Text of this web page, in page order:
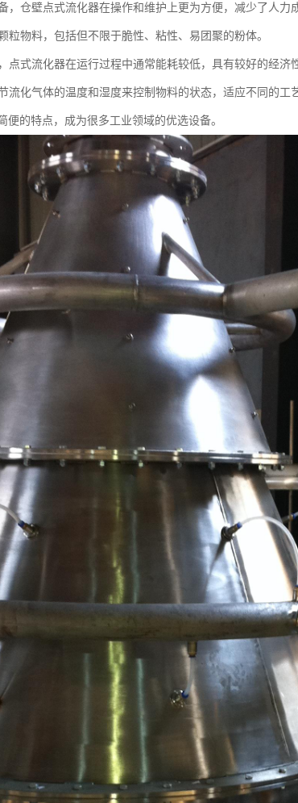
仓壁点式流化器在操作和维护上更为方便，减少了人力
物料，包括但不限于脆性、粘性、易团聚的粉体。
式流化器在运行过程中通常能耗较低，具有较好的经济性
化气体的温度和湿度来控制物料的状态，适应不同的工
的特点，成为很多工业领域的优选设备。